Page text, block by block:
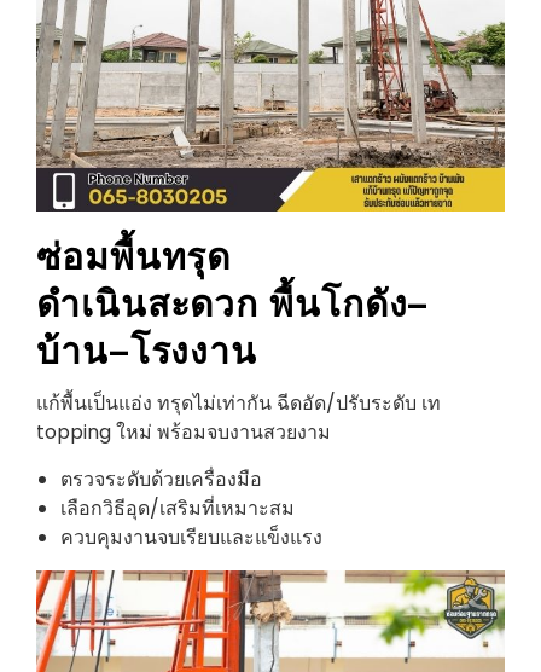
ซ่อมพื้นทรุด
ดำเนินสะดวก พื้นโกดัง–
บ้าน–โรงงาน
แก้พื้นเป็นแอ่ง ทรุดไม่เท่ากัน ฉีดอัด/ปรับระดับ เท
topping ใหม่ พร้อมจบงานสวยงาม
ตรวจระดับด้วยเครื่องมือ
เลือกวิธีอุด/เสริมที่เหมาะสม
ควบคุมงานจบเรียบและแข็งแรง